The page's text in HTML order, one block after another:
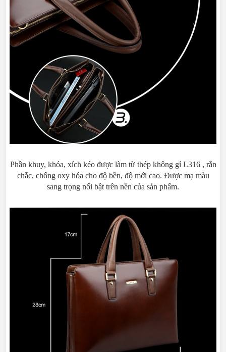
Phần khuy, khóa, xích kéo được làm từ thép không gỉ L316 , rắn
chắc, chống oxy hóa cho độ bền, độ mới cao. Được mạ màu
sang trọng nổi bật trên nền của sản phẩm.